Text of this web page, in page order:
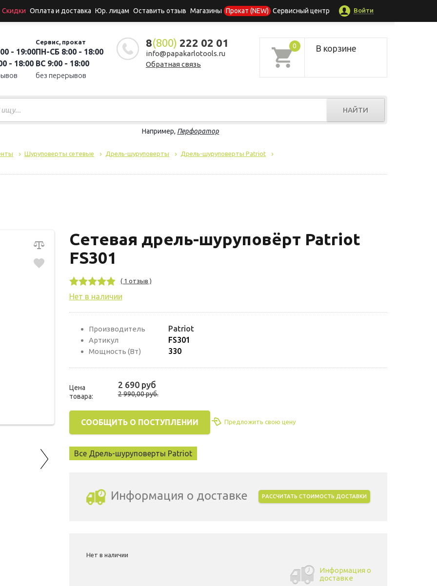
Скидки Оплата и доставка Юр. лицам Оставить отзыв Магазины Прокат (NEW) Сервисный центр Войти
- 19:00
- 18:00
Сервис, прокат
ПН-СБ 8:00 - 18:00
ВС 9:00 - 18:00
без перерывов
8(800) 222 02 01
info@papakarlotools.ru
Обратная связь
0 В корзине
НАЙТИ
Например, Перфоратор
Шуруповерты сетевые Дрель-шуруповерты
Дрель-шуруповерты Patriot
Сетевая дрель-шуруповёрт Patriot
FS301
( 1 отзыв )
Нет в наличии
Производитель Patriot
Артикул FS301
Мощность (Вт) 330
Цена
товара:
2 690 руб
2 990,00 руб.
СООБЩИТЬ О ПОСТУПЛЕНИИ Предложить свою цену
Все Дрель-шуруповерты Patriot
Информация о доставке РАССЧИТАТЬ СТОИМОСТЬ ДОСТАВКИ
Нет в наличии
Информация о
доставке